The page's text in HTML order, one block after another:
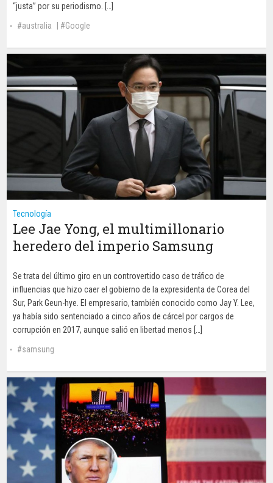
“justa” por su periodismo. […]
australia
Google
Tecnología
Lee Jae Yong, el multimillonario
heredero del imperio Samsung
Se trata del último giro en un controvertido caso de tráfico de
influencias que hizo caer el gobierno de la expresidenta de Corea del
Sur, Park Geun-hye. El empresario, también conocido como Jay Y. Lee,
ya había sido sentenciado a cinco años de cárcel por cargos de
corrupción en 2017, aunque salió en libertad menos […]
samsung